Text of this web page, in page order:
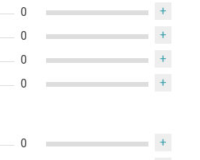
0 +
0 +
0 +
0 +
0
+